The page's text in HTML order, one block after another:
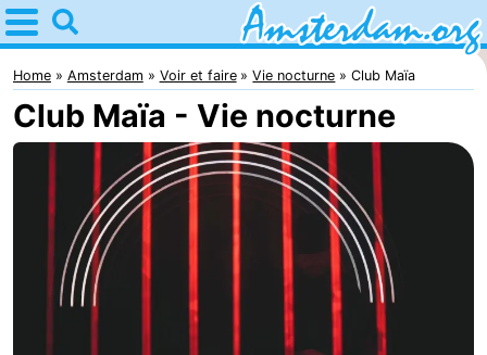
Home
Amsterdam
Itinéraires
enfants
Jeunes
adultes
Gratuitement
Home Amsterdam Voir et faire Vie nocturne Club Maïa
Club Maïa - Vie nocturne